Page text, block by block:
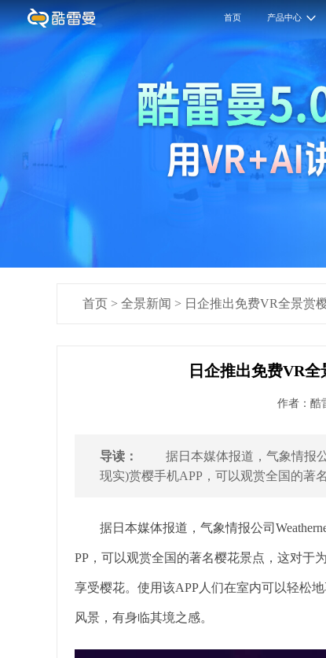
首页 产品中心
首页 > 全景新闻 > 日企推出免费VR全景赏
日企推出免费VR
作者：酷
导读：
据日本媒体报道，气象情报公
现实)赏樱手机APP，可以观赏全国的著
据日本媒体报道，气象情报公司
PP，可以观赏全国的著名樱花景点，这对于
享受樱花。使用该APP人们在室内可以轻松
风景，有身临其境之感。